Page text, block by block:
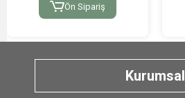
Ön Sipariş
Kurumsal